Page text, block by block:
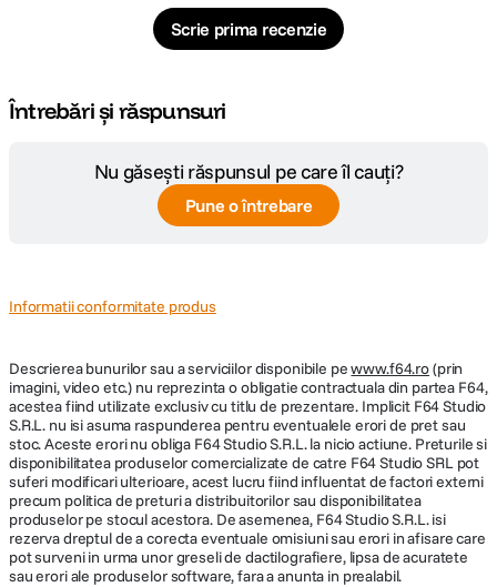
Scrie prima recenzie
Întrebări și răspunsuri
Nu găsești răspunsul pe care îl cauți?
Pune o întrebare
Informatii conformitate produs
Descrierea bunurilor sau a serviciilor disponibile pewww.f64.ro(prin
imagini, video etc.) nu reprezinta o obligatie contractuala din partea F64,
acestea fiind utilizate exclusiv cu titlu de prezentare. Implicit F64 Studio
S.R.L. nu isi asuma raspunderea pentru eventualele erori de pret sau
stoc. Aceste erori nu obliga F64 Studio S.R.L. la nicio actiune. Preturile si
disponibilitatea produselor comercializate de catre F64 Studio SRL pot
suferi modificari ulterioare, acest lucru fiind influentat de factori externi
precum politica de preturi a distribuitorilor sau disponibilitatea
produselor pe stocul acestora. De asemenea, F64 Studio S.R.L. isi
rezerva dreptul de a corecta eventuale omisiuni sau erori in afisare care
pot surveni in urma unor greseli de dactilografiere, lipsa de acuratete
sau erori ale produselor software, fara a anunta in prealabil.